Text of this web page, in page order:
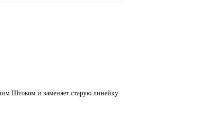
Штоком и заменяет старую линейку